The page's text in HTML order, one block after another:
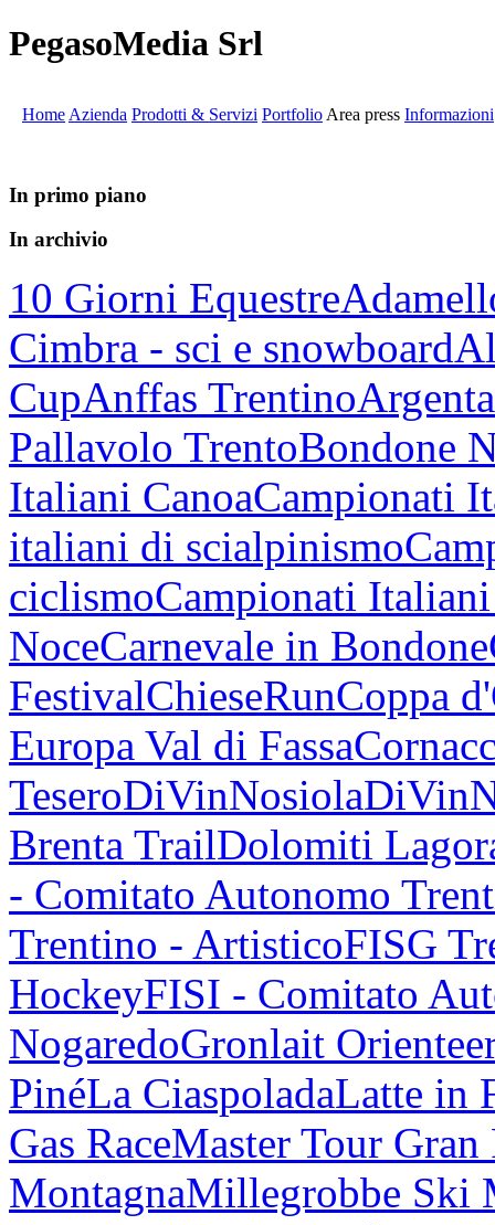
PegasoMedia Srl
Home Azienda Prodotti & Servizi Portfolio Area press Informazioni
In primo piano
In archivio
10 Giorni Equestre
Cimbra - sci e snowboard
CupAnffas Trentino
Pallavolo TrentoBondone
Italiani CanoaCampionati
italiani di scialpinismo
ciclismoCampionati
NoceCarnevale in Bondone
FestivalChieseRunCoppa
Europa Val di Fassa
TeseroDiVinNosiola
Brenta TrailDolomiti
- Comitato Autonomo
Trentino - ArtisticoFISG
HockeyFISI - Comitato
NogaredoGronlait
PinéLa CiaspoladaLatte in
Gas RaceMaster Tour Gran
MontagnaMillegrobbe Ski